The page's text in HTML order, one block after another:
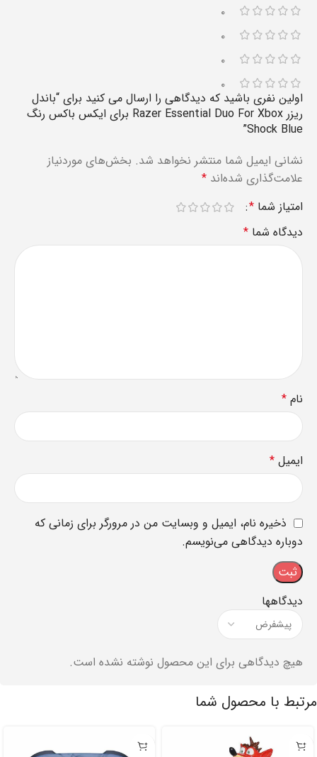
۰
۰
۰
۰
دیدگاهها
هیچ دیدگاهی برای این محصول نوشته نشده است.
اولین نفری باشید که دیدگاهی را ارسال می کنید برای “باندل
ریزر Razer Essential Duo For Xbox برای ایکس باکس رنگ
Shock Blue”
نشانی ایمیل شما منتشر نخواهد شد. بخش‌های موردنیاز
علامت‌گذاری شده‌اند *
امتیاز شما *
دیدگاه شما *
نام *
ایمیل *
ذخیره نام، ایمیل و وبسایت من در مرورگر برای زمانی که
دوباره دیدگاهی می‌نویسم.
مرتبط با محصول شما